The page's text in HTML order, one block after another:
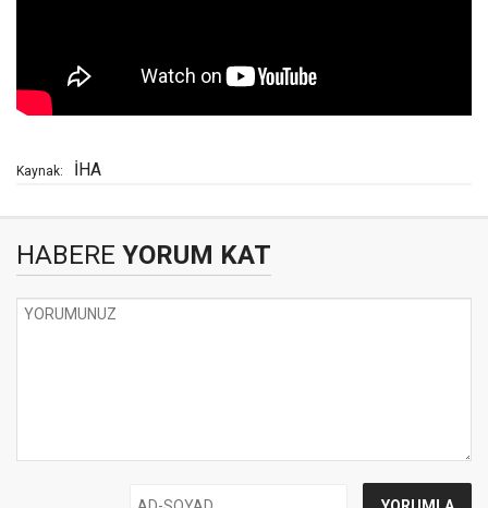
Kaynak: İHA
HABERE YORUM KAT